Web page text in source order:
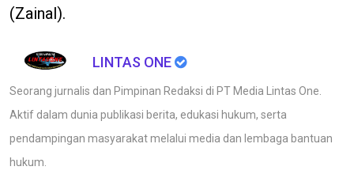
(Zainal).
LINTAS ONE
Seorang jurnalis dan Pimpinan Redaksi di PT Media Lintas One.
Aktif dalam dunia publikasi berita, edukasi hukum, serta
pendampingan masyarakat melalui media dan lembaga bantuan
hukum.